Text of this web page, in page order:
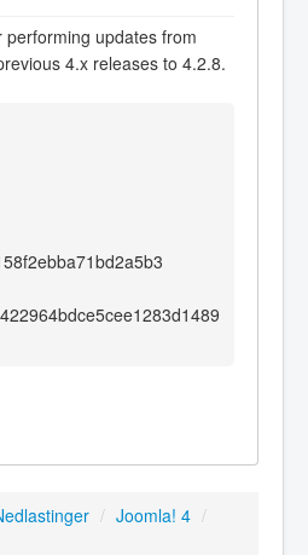
updates from
4.x releases to 4.2.8.
/ Joomla! 4 /